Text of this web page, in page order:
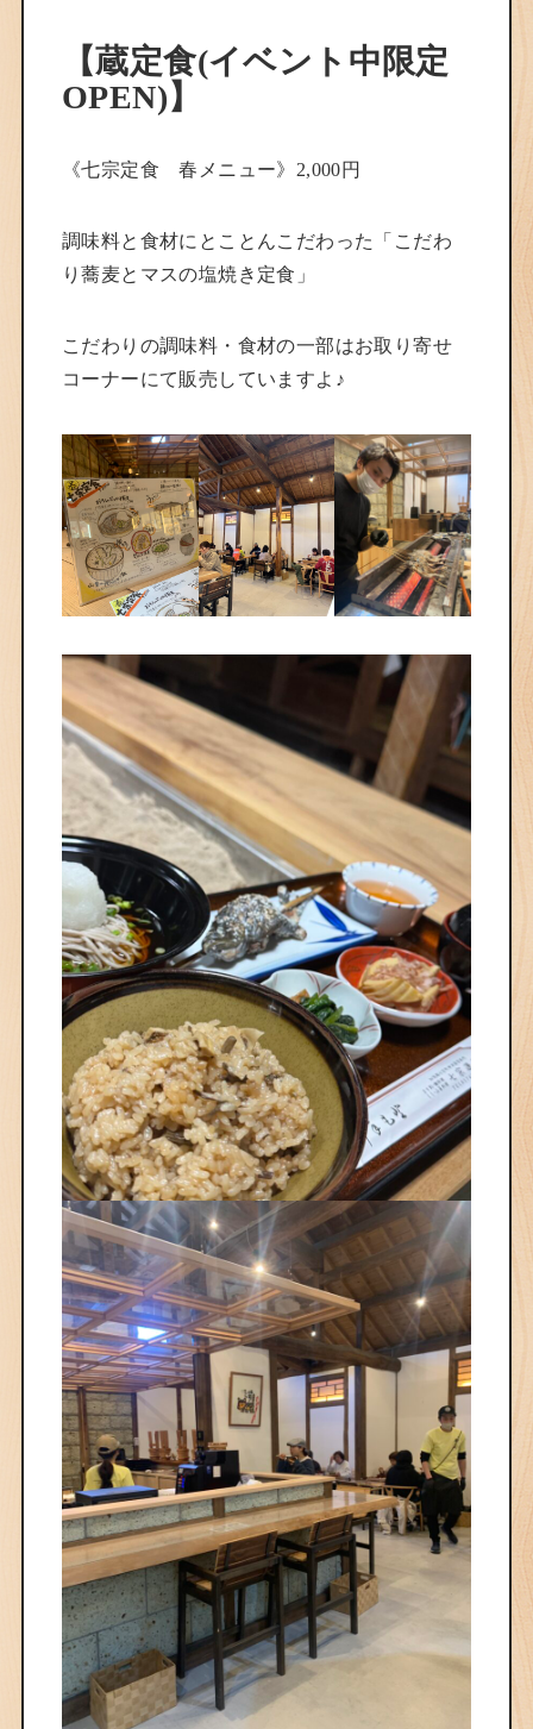
【蔵定食(イベント中限定
OPEN)】
《七宗定食 春メニュー》2,000円
調味料と食材にとことんこだわった「こだわ
り蕎麦とマスの塩焼き定食」
こだわりの調味料・食材の一部はお取り寄せ
コーナーにて販売していますよ♪